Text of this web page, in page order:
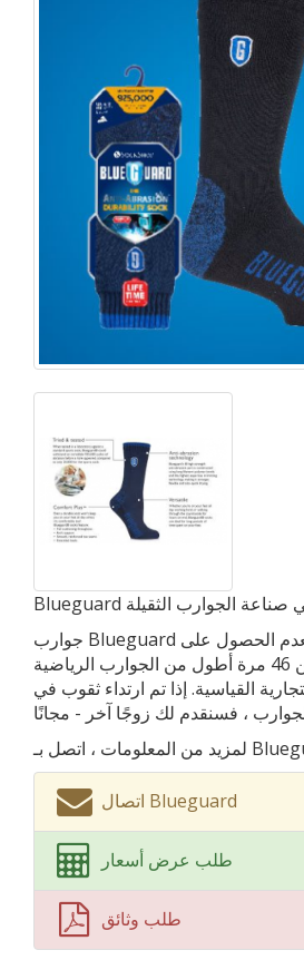
جوارب Blueguard مضمونة مدى الحياة لعدم الحصول على
ثقوب. أنها تدوم أكثر من 46 مرة أطول من الجوارب الرياضية
القياسية. إذا تم ارتداء ثقوب في
اتصال Blueguard
طلب عرض أسعار
طلب وثائق